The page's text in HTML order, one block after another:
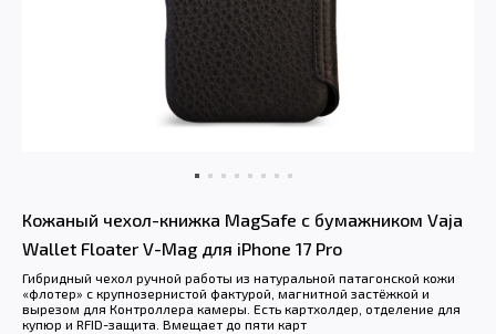
Кожаный чехол-книжка MagSafe с бумажником Vaja
Wallet Floater V-Mag для iPhone 17 Pro
Гибридный чехол ручной работы из натуральной патагонской кожи
«флотер» с крупнозернистой фактурой, магнитной застёжкой и
вырезом для Контроллера камеры. Есть картхолдер, отделение для
купюр и RFID-защита. Вмещает до пяти карт